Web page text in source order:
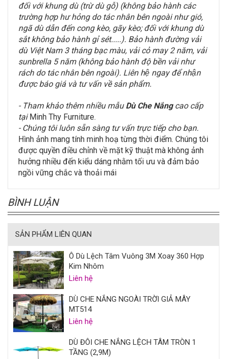
đối với khung dù (trừ dù gỗ) (không bảo hành các
trường hợp hư hỏng do tác nhân bên ngoài như gió,
ngã dù dẫn đến cong kèo, gãy kèo; đối với khung dù
sắt không bảo hành gỉ sét.....). Bảo hành đường vải
dù Việt Nam 3 tháng bạc màu, vải cỏ may 2 năm, vải
sunbrella 5 năm (không bảo hành độ bền vải như
rách do tác nhân bên ngoài). Liên hệ ngay để nhận
được báo giá và tư vấn về sản phẩm.
- Tham khảo thêm nhiều mẫu Dù Che Nắng cao cấp
tạiMinh Thy Furniture.
- Chúng tôi luôn sẵn sàng tư vấn trực tiếp cho bạn.
Hình ảnh mang tính minh hoạ từng thời điểm. Chúng tôi
được quyền điều chỉnh về mặt kỹ thuật mà không ảnh
hưởng nhiều đến kiểu dáng nhằm tối ưu và đảm bảo
ngồi vững chắc và thoải mái
BÌNH LUẬN
SẢN PHẨM LIÊN QUAN
Ô Dù Lệch Tâm Vuông 3M Xoay 360 Hợp
Kim Nhôm
Liên hệ
DÙ CHE NẮNG NGOÀI TRỜI GIẢ MÂY
MT514
Liên hệ
DÙ ĐÔI CHE NẮNG LỆCH TÂM TRÒN 1
TẦNG (2,9M)